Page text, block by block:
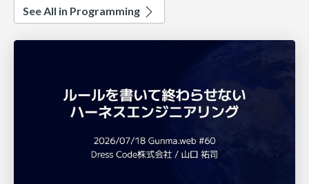
See All in Programming